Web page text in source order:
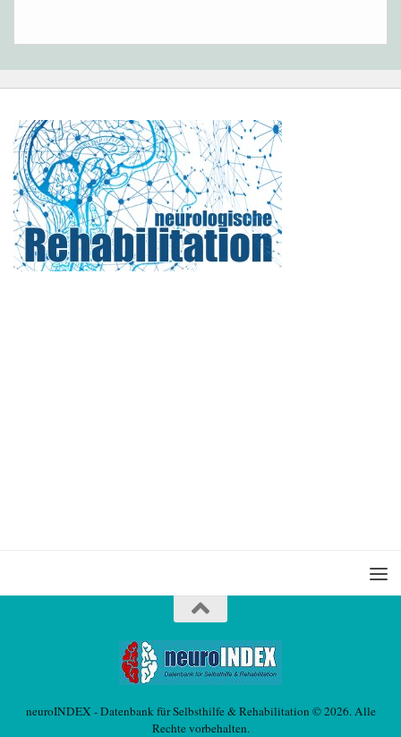
neuroINDEX - Datenbank für Selbsthilfe & Rehabilitation © 2026. Alle
Rechte vorbehalten.